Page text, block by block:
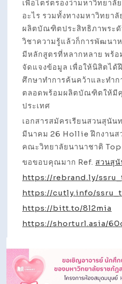
เพื่อไตร่ตรองว่ามหาวิทยาลั
อะไร รวมทั้งทางมหาวิทยา
ผลิตบัณฑิตประสิทธิภาพระดั
วิชาความรู้แล้วก็การพัฒนา
มีหลักสูตรที่หลากหลาย พร้อ
จัดแจงข้อมูล เพื่อให้นิสิตได้
ศึกษาทำการค้นคว้าและทำ
ตลอดพร้อมผลิตบัณฑิตให้มี
ประเทศ
เอกสารสมัครเรียนสวนสุนั
มีนาคม 26 Hollie ฝึกงานส
คณะวิทยาลัยนานาชาติ
ขอขอบคุณมาก Ref. สวนสุนั
https://rebrand.ly/
https://cutly.info/
https://bitt.to/8l2mia
https://shorturl.asia/